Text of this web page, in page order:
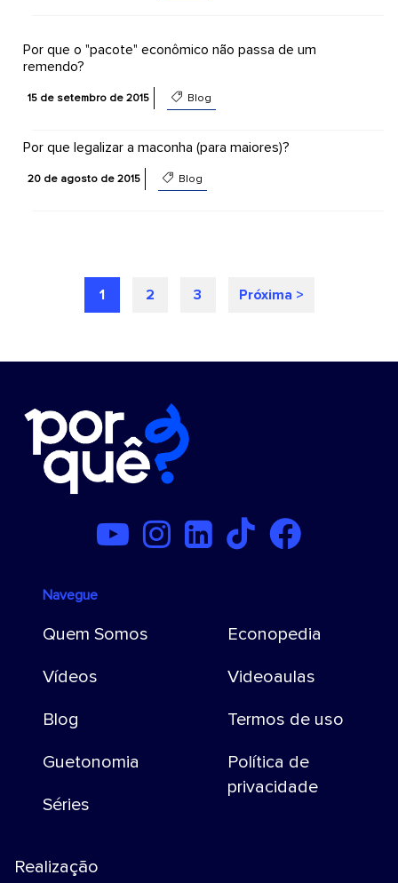
Por que o "pacote" econômico não passa de um
remendo?
15 de setembro de 2015 Blog
Por que legalizar a maconha (para maiores)?
20 de agosto de 2015 Blog
1 2 3 Próxima >
Navegue
Quem Somos
Vídeos
Blog
Guetonomia
Séries
Econopedia
Videoaulas
Termos de uso
Política de
privacidade
Realização